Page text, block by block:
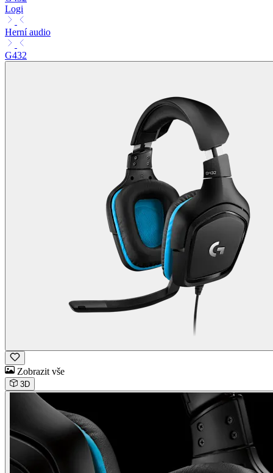
Logi
Herní audio
G432
Zobrazit vše
3D